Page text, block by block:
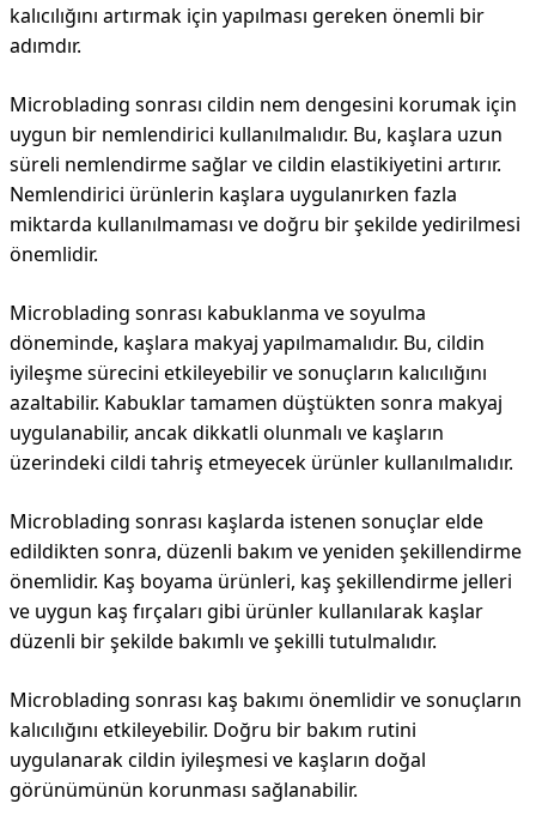
kalıcılığını artırmak için yapılması gereken önemli bir
adımdır.
Microblading sonrası cildin nem dengesini korumak için
uygun bir nemlendirici kullanılmalıdır. Bu, kaşlara uzun
süreli nemlendirme sağlar ve cildin elastikiyetini artırır.
Nemlendirici ürünlerin kaşlara uygulanırken fazla
miktarda kullanılmaması ve doğru bir şekilde yedirilmesi
önemlidir.
Microblading sonrası kabuklanma ve soyulma
döneminde, kaşlara makyaj yapılmamalıdır. Bu, cildin
iyileşme sürecini etkileyebilir ve sonuçların kalıcılığını
azaltabilir. Kabuklar tamamen düştükten sonra makyaj
uygulanabilir, ancak dikkatli olunmalı ve kaşların
üzerindeki cildi tahriş etmeyecek ürünler kullanılmalıdır.
Microblading sonrası kaşlarda istenen sonuçlar elde
edildikten sonra, düzenli bakım ve yeniden şekillendirme
önemlidir. Kaş boyama ürünleri, kaş şekillendirme jelleri
ve uygun kaş fırçaları gibi ürünler kullanılarak kaşlar
düzenli bir şekilde bakımlı ve şekilli tutulmalıdır.
Microblading sonrası kaş bakımı önemlidir ve sonuçların
kalıcılığını etkileyebilir. Doğru bir bakım rutini
uygulanarak cildin iyileşmesi ve kaşların doğal
görünümünün korunması sağlanabilir.